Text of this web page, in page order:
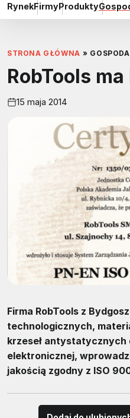
RynekFirmyProdukty
STRONA GŁÓWNA »
RobTools ma
15 maja 2014
Firma RobTools z
technologicznych,
krzeseł
elektronicznej,
jakością zgodny z ISO